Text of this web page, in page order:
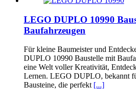
LEGO DUPLO 10990
Baufahrzeugen
Für kleine Baumeister und
DUPLO 10990 Baustelle mit
eine Welt voller Kreativität,
Lernen. LEGO DUPLO, bekannt
Bausteine, die perfekt [...]